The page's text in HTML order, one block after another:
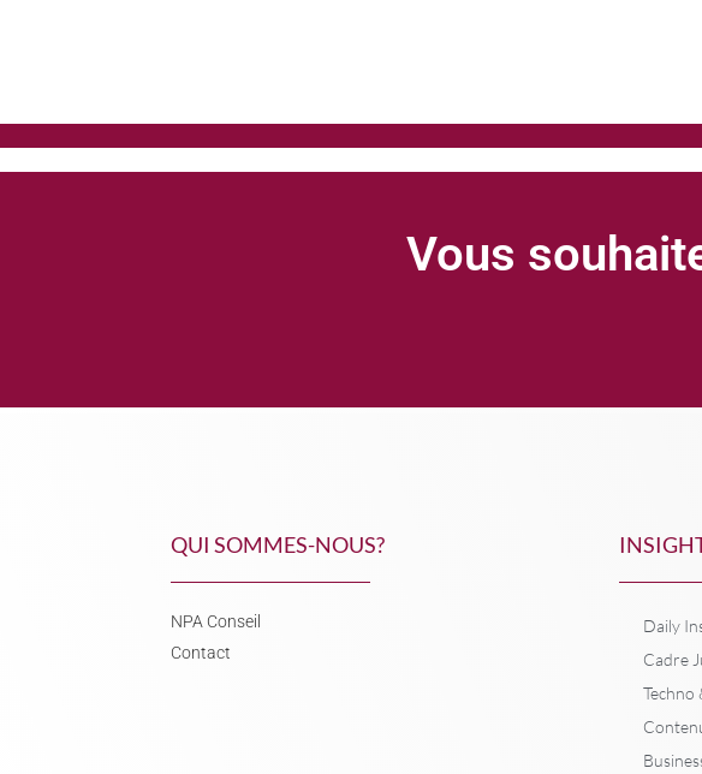
Vous
QUI SOMMES-NOUS?
NPA Conseil
Contact
Daily
Cadre
Techno